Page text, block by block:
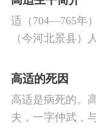
适（704—765年
（今河北景县）
任刑部侍郎、散
高适的死因
高适是病死的。
夫，一字仲武，